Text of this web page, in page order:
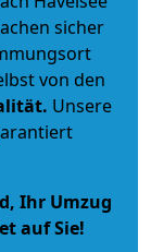
sicher
von den
. Unsere
Ihr Umzug
auf Sie!